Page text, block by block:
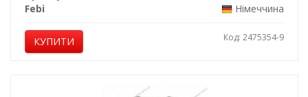
Febi
Німеччина
КУПИТИ Код: 2475354-9